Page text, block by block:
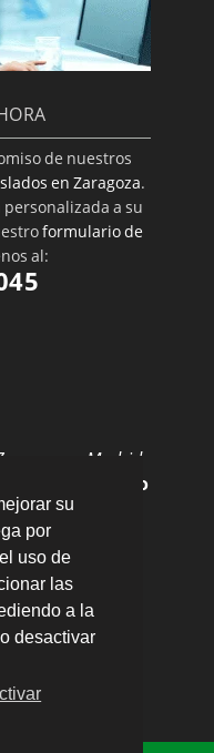
su
por
uso de
las
a la
desactivar
de nuestros
en Zaragoza.
a su
formulario de
al:
a Madrid
Ana Rubio
/10
5, 50003 –